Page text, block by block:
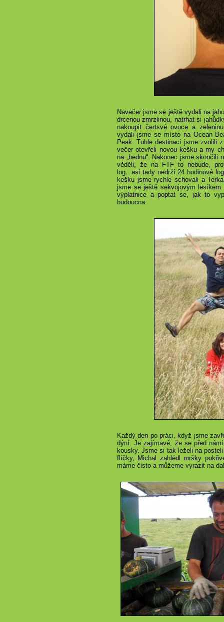
Navečer jsme se ještě vydali na
drcenou zmrzlinou, natrhat si
nakoupit čertsvé ovoce a
vydali jsme se místo na Ocean
Peak. Tuhle destinaci jsme zvolili
večer otevřeli novou kešku a my
na „bednu“. Nakonec jsme
věděli, že na FTF to nebude,
log...asi tady nedrží 24 hodinové
kešku jsme rychle schovali a
jsme se ještě sekvojovým
výplatnice a poptat se, jak to
budoucna.
Každý den po práci, když jsme
dýní. Je zajímavé, že se před
kousky. Jsme si tak leželi na
flíčky, Michal zahlédl mršky
máme čisto a můžeme vyrazit na